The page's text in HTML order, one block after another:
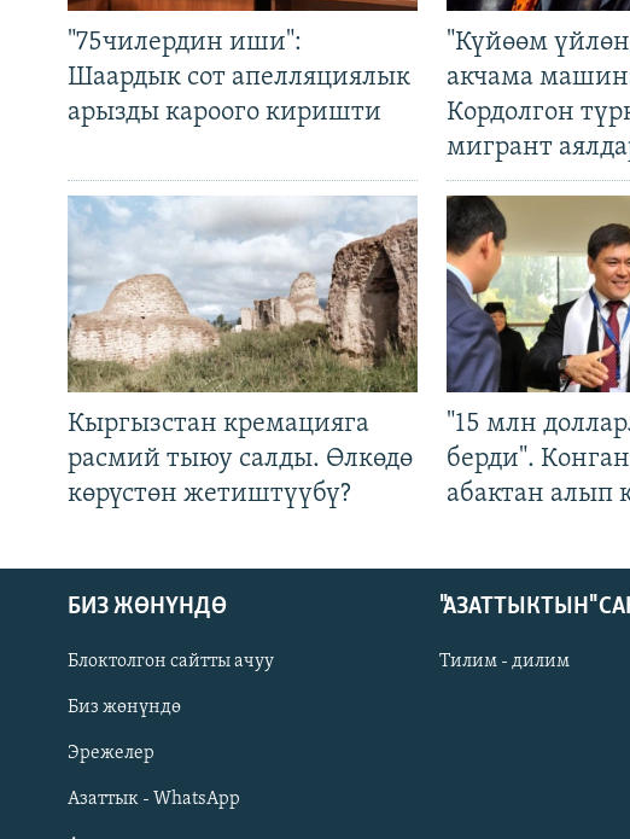
Русский
ОНЛАЙН ШЕРИНЕ
"75чилердин иши":
Шаардык сот апелляциялык
арызды кароого киришти
"Күйөөм
акчама
Кордолгон
мигрант
Кыргызстан кремацияга
расмий тыюу салды. Өлкөдө
көрүстөн жетиштүүбү?
"15 млн
берди".
абактан алып
БИЗ ЖӨНҮНДӨ
Блоктолгон сайтты ачуу
Биз жөнүндө
Эрежелер
Азаттык - WhatsApp
"АЗАТТЫКТЫН"
Тилим - дилим